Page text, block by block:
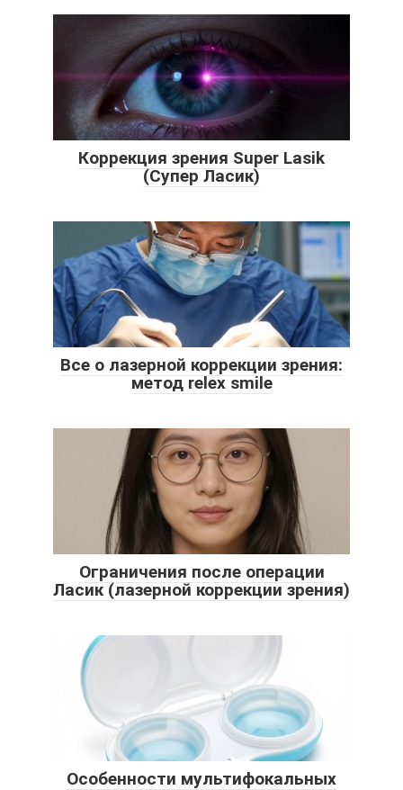
Коррекция зрения Super Lasik
(Супер Ласик)
Все о лазерной коррекции зрения:
метод relex smile
Ограничения после операции
Ласик (лазерной коррекции зрения)
Особенности мультифокальных